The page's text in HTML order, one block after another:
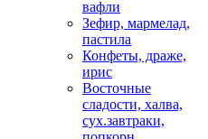
вафли
Зефир, мармелад,
пастила
Конфеты, драже,
ирис
Восточные
сладости, халва,
сух.завтраки,